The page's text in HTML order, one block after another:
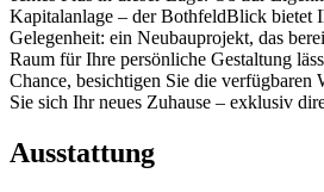
Kapitalanlage – der BothfeldBlick bietet
Gelegenheit: ein Neubauprojekt, das
Raum für Ihre persönliche Gestaltung
Chance, besichtigen Sie die verfügbaren
Sie sich Ihr neues Zuhause – exklusiv
Ausstattung